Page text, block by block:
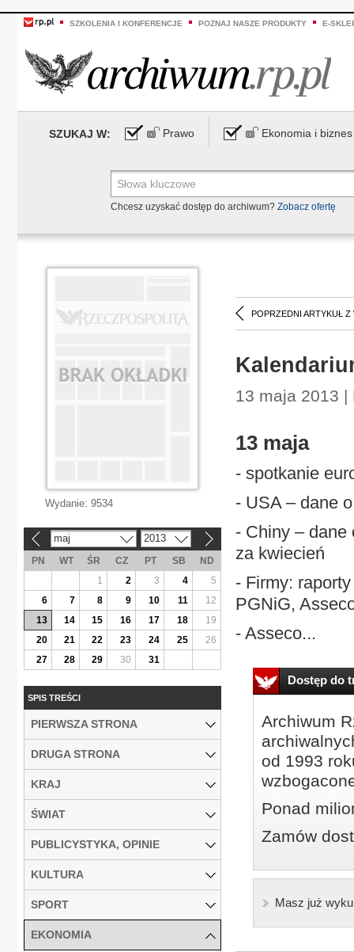
SZKOLENIA I KONFERENCJE POZNAJ NASZE PRODUKTY E-
SZUKAJ W: Prawo Ekonomia i biznes
Chcesz uzyskać dostęp do archiwum? Zobacz ofertę
POPRZEDNI ARTYKUŁ Z
13 maja 2013 |
13 maja
- spotkanie
- USA – dane
- Chiny – dane
za kwiecień
- Firmy:
PGNiG,
- Asseco...
Dostęp do
Archiwum
od 1993
Ponad
Zamów
Masz już
Wydanie: 9534
maj 2013
PN WT ŚR CZ PT SB
ND
1
2 3 4
5
6
7 8 9 10 11
12
13
14 15 16 17 18
19
20
21 22 23 24 25
26
27
28 29 30 31
SPIS TREŚCI
PIERWSZA STRONA
DRUGA STRONA
KRAJ
ŚWIAT
PUBLICYSTYKA, OPINIE
KULTURA
SPORT
EKONOMIA